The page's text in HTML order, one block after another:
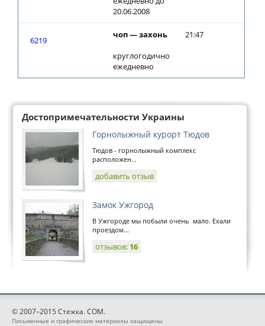
20.06.2008
6219
чоп — захонь
круглогодично
ежедневно
21:47
Достопримечательности Украины
Горнолыжный курорт Тюдов
Тюдов - горнолыжный комплекс
расположен...
добавить отзыв
Замок Ужгород
В Ужгороде мы побыли очень мало. Ехали
проездом...
отзывов: 16
© 2007–2015 Стежка. COM.
Письменные и графические материалы защищены